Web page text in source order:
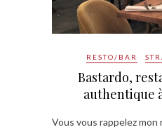
RESTO/BAR
Bastardo,
authentique
Vous vous rappelez